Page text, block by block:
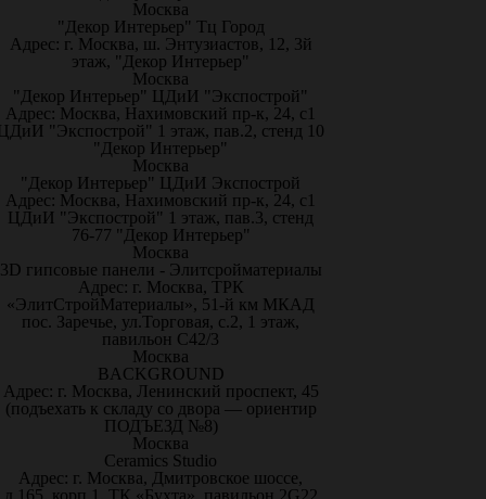
Москва
"Декор Интерьер" Тц Город
Адрес: г. Москва, ш. Энтузиастов, 12, 3й
этаж, "Декор Интерьер"
Москва
"Декор Интерьер" ЦДиИ "Экспострой"
Адрес: Москва, Нахимовский пр-к, 24, с1
"Экспострой" 1 этаж, пав.2, стенд 10
"Декор Интерьер"
Москва
"Декор Интерьер" ЦДиИ Экспострой
Адрес: Москва, Нахимовский пр-к, 24, с1
ЦДиИ "Экспострой" 1 этаж, пав.3, стенд
76-77 "Декор Интерьер"
Москва
3D гипсовые панели - Элитсройматериалы
Адрес: г. Москва, ТРК
«ЭлитСтройМатериалы», 51-й км МКАД
пос. Заречье, ул.Торговая, с.2, 1 этаж,
павильон С42/3
Москва
BACKGROUND
Адрес: г. Москва, Ленинский проспект, 45
(подъехать к складу со двора — ориентир
ПОДЪЕЗД №8)
Москва
Ceramics Studio
Адрес: г. Москва, Дмитровское шоссе,
д.165, корп.1, ТК «Бухта», павильон 2G22